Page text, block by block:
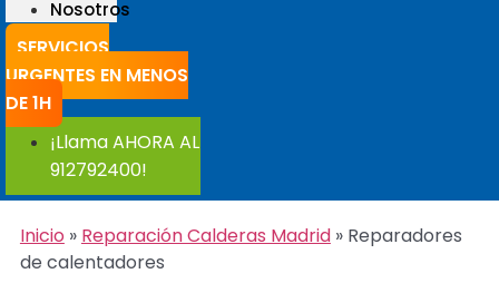
Nosotros
SERVICIOS
URGENTES EN MENOS
DE 1H
¡Llama AHORA AL
912792400!
Inicio » Reparación Calderas Madrid» Reparadores
de calentadores